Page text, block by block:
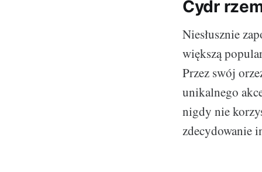
Cydr
Niesłusznie
większą
Przez swój
unikalnego
nigdy nie
zdecydowanie